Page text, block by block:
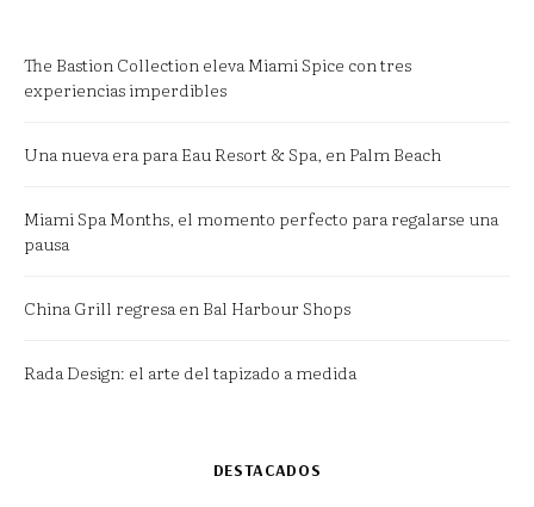
The Bastion Collection eleva Miami Spice con tres
experiencias imperdibles
Una nueva era para Eau Resort & Spa, en Palm Beach
Miami Spa Months, el momento perfecto para regalarse una
pausa
China Grill regresa en Bal Harbour Shops
Rada Design: el arte del tapizado a medida
DESTACADOS